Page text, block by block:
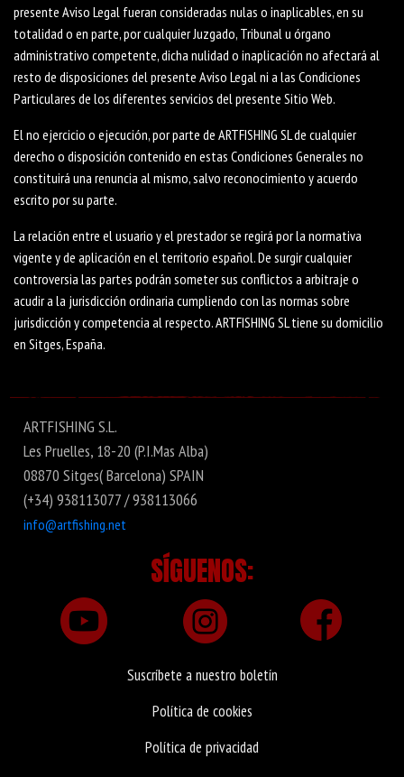
presente Aviso Legal fueran consideradas nulas o inaplicables, en su
totalidad o en parte, por cualquier Juzgado, Tribunal u órgano
administrativo competente, dicha nulidad o inaplicación no afectará al
resto de disposiciones del presente Aviso Legal ni a las Condiciones
Particulares de los diferentes servicios del presente Sitio Web.
El no ejercicio o ejecución, por parte de ARTFISHING SL de cualquier
derecho o disposición contenido en estas Condiciones Generales no
constituirá una renuncia al mismo, salvo reconocimiento y acuerdo
escrito por su parte.
La relación entre el usuario y el prestador se regirá por la normativa
vigente y de aplicación en el territorio español. De surgir cualquier
controversia las partes podrán someter sus conflictos a arbitraje o
acudir a la jurisdicción ordinaria cumpliendo con las normas sobre
jurisdicción y competencia al respecto. ARTFISHING SL tiene su domicilio
en Sitges, España.
ARTFISHING S.L.
Les Pruelles, 18-20 (P.I.Mas Alba)
08870 Sitges( Barcelona) SPAIN
(+34) 938113077 / 938113066
info@artfishing.net
SÍGUENOS:
Suscríbete a nuestro boletín
Política de cookies
Política de privacidad